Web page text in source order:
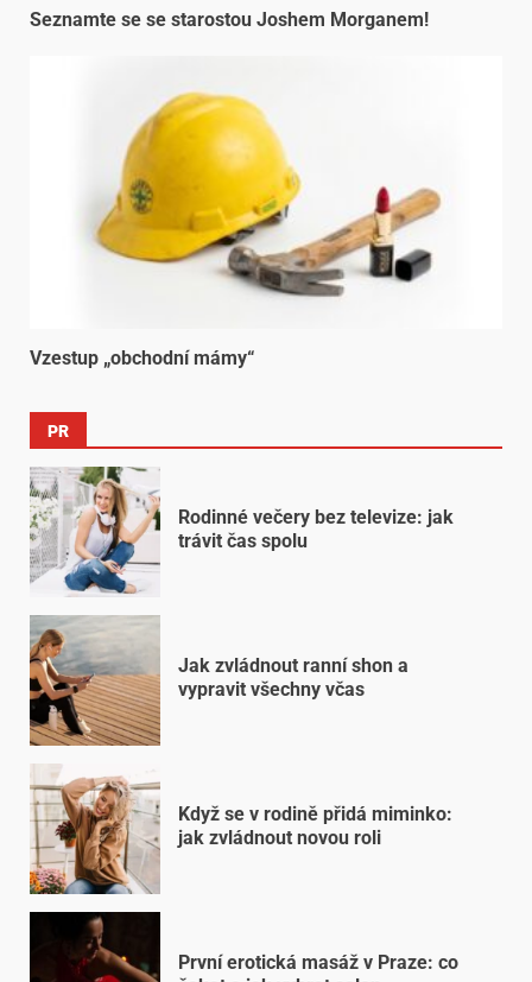
Seznamte se se starostou Joshem Morganem!
Vzestup „obchodní mámy“
PR
Rodinné večery bez televize: jak
trávit čas spolu
Jak zvládnout ranní shon a
vypravit všechny včas
Když se v rodině přidá miminko:
jak zvládnout novou roli
První erotická masáž v Praze: co